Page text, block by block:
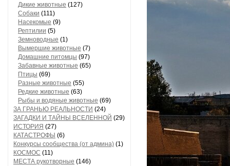
Дикие животные (127)
Собаки (111)
Насекомые (9)
Рептилии (5)
Земноводные (1)
Вымершие животные (7)
Домашние питомцы (97)
Забавные животные (65)
Птицы (69)
Разные животные (55)
Редкие животные (63)
Рыбы и водяные животные (69)
ЗА ГРАНЬЮ РЕАЛЬНОСТИ (24)
ЗАГАДКИ И ТАЙНЫ ВСЕЛЕННОЙ (29)
ИСТОРИЯ (27)
КАТАСТРОФЫ (6)
Конкурсы сообщества (от админа) (1)
КОСМОС (11)
МЕСТА рукотворные (146)